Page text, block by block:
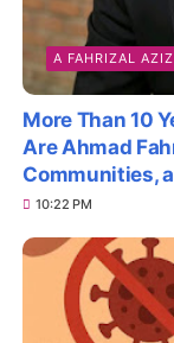
A FAHRIZAL AZIZ
More Than 10
Are Ahmad
Communities,
10:22 PM